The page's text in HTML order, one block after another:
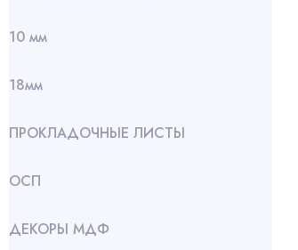
10 мм
18мм
ПРОКЛАДОЧНЫЕ ЛИСТЫ
ОСП
ДЕКОРЫ МДФ